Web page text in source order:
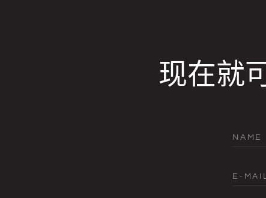
现在就
NAME
E-